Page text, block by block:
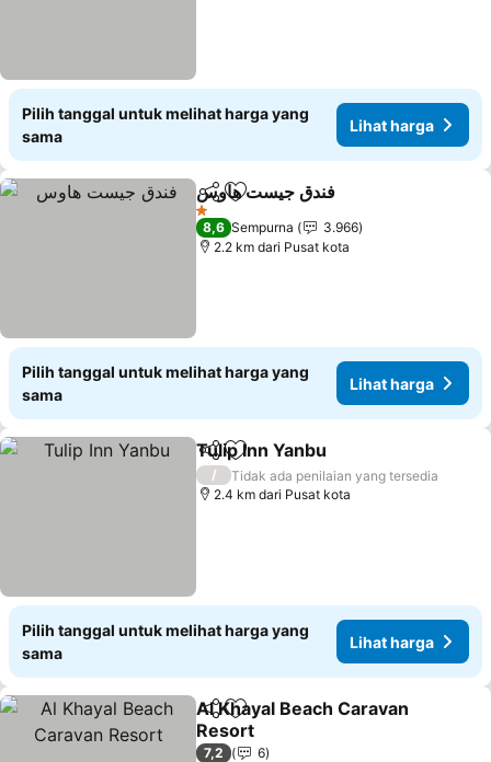
Pilih tanggal untuk melihat harga yang
sama
Lihat harga
BagikanTambahkan ke favorit
فندق جيست هاوس
1 Bintang
8,6 Sempurna
3.966
2.2 km dari Pusat kota
Pilih tanggal untuk melihat harga yang
sama
Lihat harga
BagikanTambahkan ke favorit
Tulip Inn Yanbu
/
Tidak ada penilaian yang tersedia
2.4 km dari Pusat kota
Pilih tanggal untuk melihat harga yang
sama
Lihat harga
BagikanTambahkan ke favorit
Al Khayal Beach Caravan
Resort
Lihat harga
7,2
6